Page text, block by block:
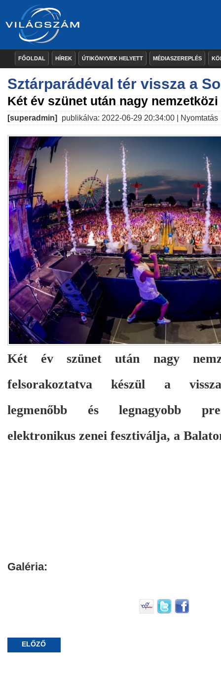
FŐOLDAL HÍREK ÚTIKÖNYVEK HELYETT MÉDIASZEREPLÉS
Sztárparádéval tér vissza a
Két év szünet után nagy
[superadmin] publikálva: 2022-06-29 20:34:00 | Nyomtatás
Két év szünet után nagy
felsorakoztatva készül a
legmenőbb és legnagyobb
elektronikus zenei fesztiválja, a
Galéria:
ELŐZŐ